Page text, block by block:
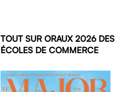
TOUT SUR ORAUX 2026 DES
ÉCOLES DE COMMERCE